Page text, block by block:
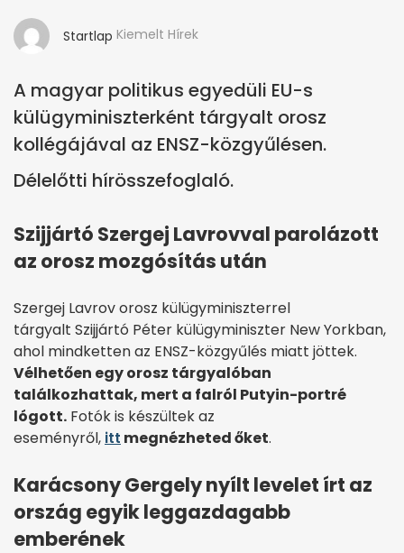
Startlap Kiemelt Hírek
A magyar politikus egyedüli EU-s
külügyminiszterként tárgyalt orosz
kollégájával az ENSZ-közgyűlésen.
Délelőtti hírösszefoglaló.
Szijjártó Szergej Lavrovval parolázott
az orosz mozgósítás után
Szergej Lavrov orosz külügyminiszterrel
tárgyalt Szijjártó Péter külügyminiszter New Yorkban,
ahol mindketten az ENSZ-közgyűlés miatt jöttek.
Vélhetően egy orosz tárgyalóban
találkozhattak, mert a falról Putyin-portré
lógott. Fotók is készültek az
eseményről, itt megnézheted őket.
Karácsony Gergely nyílt levelet írt az
ország egyik leggazdagabb
emberének